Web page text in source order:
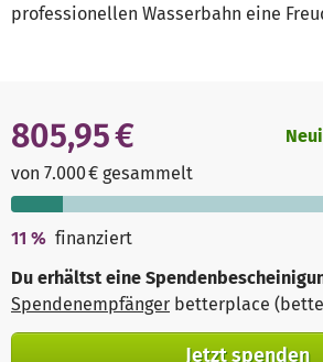
professionellen Wasserbahn eine
805,95 €
von 7.000 € gesammelt
11 % finanziert
Du erhältst eine
Spendenempfänger betterplace
Jetzt spenden